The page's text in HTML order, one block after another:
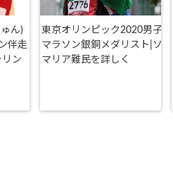
ん)
伴走
ン
東京オリンピック2020男子
マラソン銀銅メダリスト|ソ
マリア難民を詳しく